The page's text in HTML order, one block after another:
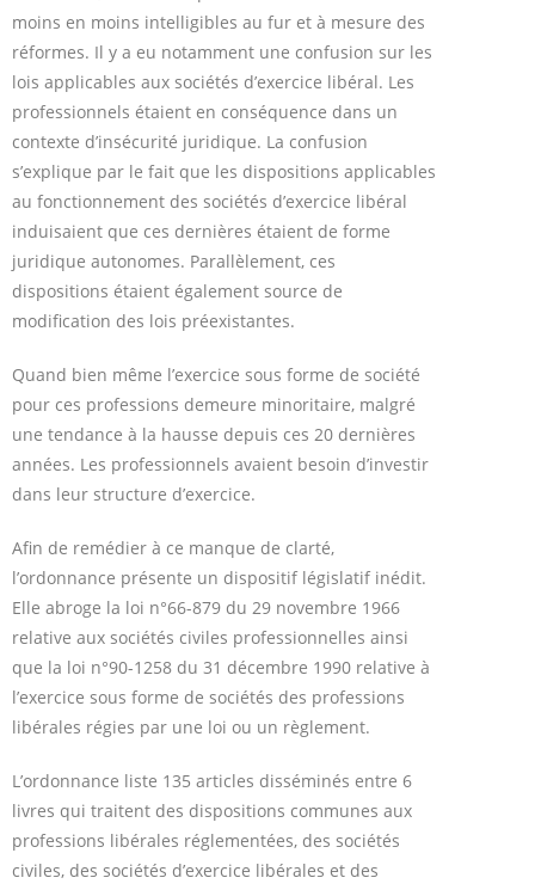
moins en moins intelligibles au fur et à mesure des
réformes. Il y a eu notamment une confusion sur les
lois applicables aux sociétés d’exercice libéral. Les
professionnels étaient en conséquence dans un
contexte d’insécurité juridique. La confusion
s’explique par le fait que les dispositions applicables
au fonctionnement des sociétés d’exercice libéral
induisaient que ces dernières étaient de forme
juridique autonomes. Parallèlement, ces
dispositions étaient également source de
modification des lois préexistantes.
Quand bien même l’exercice sous forme de société
pour ces professions demeure minoritaire, malgré
une tendance à la hausse depuis ces 20 dernières
années. Les professionnels avaient besoin d’investir
dans leur structure d’exercice.
Afin de remédier à ce manque de clarté,
l’ordonnance présente un dispositif législatif inédit.
Elle abroge la loi n°66-879 du 29 novembre 1966
relative aux sociétés civiles professionnelles ainsi
que la loi n°90-1258 du 31 décembre 1990 relative à
l’exercice sous forme de sociétés des professions
libérales régies par une loi ou un règlement.
L’ordonnance liste 135 articles disséminés entre 6
livres qui traitent des dispositions communes aux
professions libérales réglementées, des sociétés
civiles, des sociétés d’exercice libérales et des